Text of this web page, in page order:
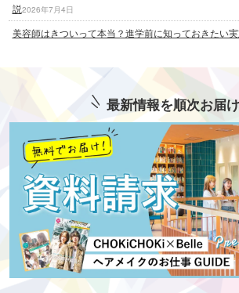
説2026年7月4日
美容師はきついって本当？進学前に知っておきたい
最新情報を順次お届